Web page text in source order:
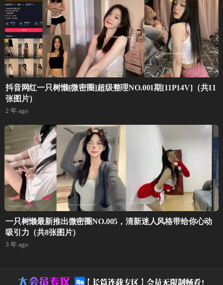
抖音网红一只树懒[微密圈]超级整理NO.001期[11P14V]（共11
张图片）
2 年 ago
一只树懒最新推出微密圈NO.005，清新迷人风格带给你心动
吸引力（共8张图片）
3 年 ago